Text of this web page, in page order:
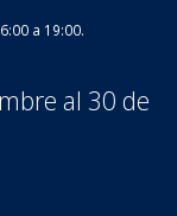
a 19:00.
al 30 de